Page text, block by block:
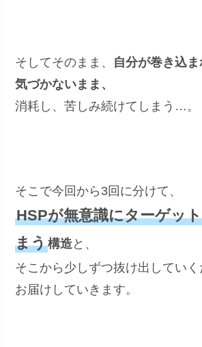
そしてそのまま、 自分が巻き込
気づかないまま、
消耗し、苦しみ続けてしまう…。
そこで今回から3回に分けて、
HSPが無意識にターゲッ
まう構造と、
そこから少しずつ抜け出してい
お届けしていきます。